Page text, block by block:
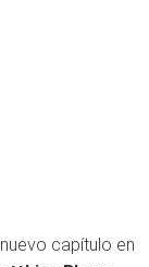
capítulo en